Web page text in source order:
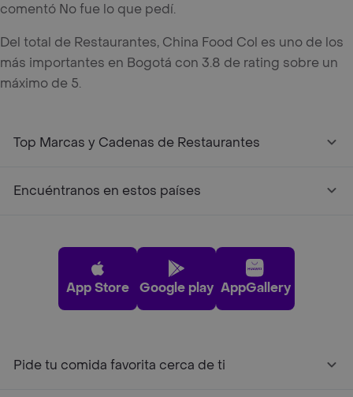
comentó No fue lo que pedí.
Del total de Restaurantes, China Food Col es uno de los
más importantes en Bogotá con 3.8 de rating sobre un
máximo de 5.
Top Marcas y Cadenas de Restaurantes
Encuéntranos en estos países
App Store Google play AppGallery
Pide tu comida favorita cerca de ti